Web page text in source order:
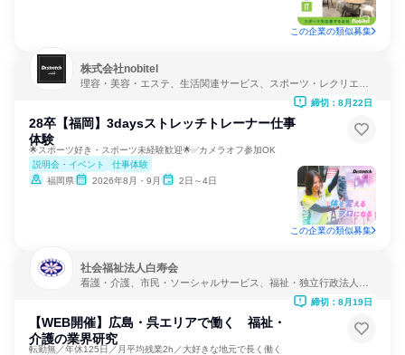
この企業の類似募集
株式会社nobitel
理容・美容・エステ、生活関連サービス、スポーツ・レクリエー
28卒【福岡】3daysストレッチトレーナー仕事
体験
🌟スポーツ好き・スポーツ未経験歓迎🌟✅カメラオフ参加OK
説明会・イベント
仕事体験
福岡県
2026年8月・9月 2日～4日
締切：8月22日
この企業の類似募集
社会福祉法人白寿会
看護・介護、市民・ソーシャルサービス、福祉・独立行政法人・
【WEB開催】広島・呉エリアで働く 福祉・
介護の業界研究
転勤無／年休125日／月平均残業2h／大好きな地元で長く働く
締切：8月19日